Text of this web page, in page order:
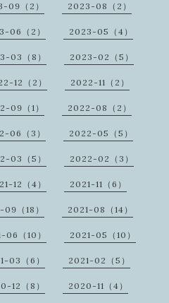
09（2） 2023-08（2）
06（2） 2023-05（4）
03（8） 2023-02（5）
12（2） 2022-11（2）
09（1） 2022-08（2）
06（3） 2022-05（5）
03（5） 2022-02（3）
12（4） 2021-11（6）
（18） 2021-08（14）
06（10） 2021-05（10）
03（6） 2021-02（5）
12（8） 2020-11（4）